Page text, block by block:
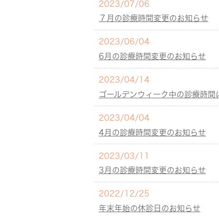
2023/07/06
７月の診療時間変更のお知らせ
2023/06/04
6月の診療時間変更のお知らせ
2023/04/14
ゴールデンウィーク中の診療時間
2023/04/04
4月の診療時間変更のお知らせ
2023/03/11
3月の診療時間変更のお知らせ
2022/12/25
年末年始の休診日のお知らせ